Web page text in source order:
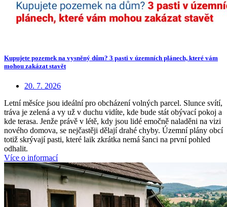
Kupujete pozemek na vysněný dům? 3 pasti v územních plánech, které vám
mohou zakázat stavět
20. 7. 2026
Letní měsíce jsou ideální pro obcházení volných parcel. Slunce svítí,
tráva je zelená a vy už v duchu vidíte, kde bude stát obývací pokoj a
kde terasa. Jenže právě v létě, kdy jsou lidé emočně naladěni na vizi
nového domova, se nejčastěji dělají drahé chyby. Územní plány obcí
totiž skrývají pasti, které laik zkrátka nemá šanci na první pohled
odhalit.
Více o informací